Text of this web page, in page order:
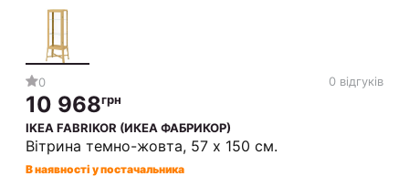
0 0 відгуків
10 968грн
IKEA FABRIKOR (ИКЕА ФАБРИКОР)
Вітрина темно-жовта, 57 x 150 см.
В наявності у постачальника